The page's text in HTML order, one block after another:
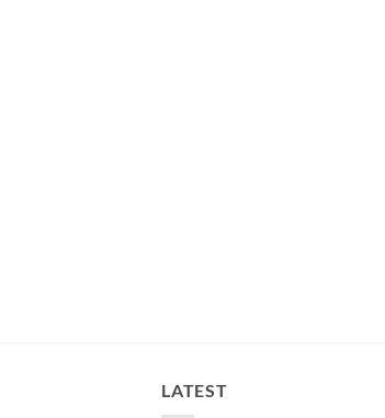
LATEST